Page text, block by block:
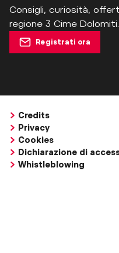
Consigli, curiosità,
regione 3 Cime
Registrati ora
Credits
Privacy
Cookies
Dichiarazione di
Whistleblowing